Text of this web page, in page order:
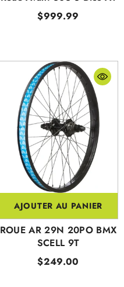
$999.99
AJOUTER AU PANIER
ROUE AR 29N 20PO BMX
SCELL 9T
$249.00